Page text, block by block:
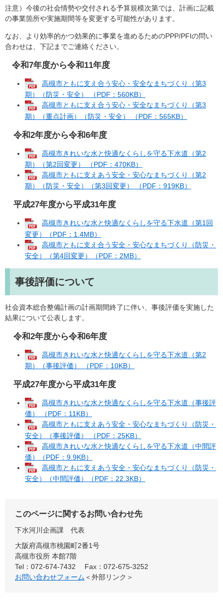
注意）今後の社会情勢や交付される予算規模次第では、計画に記載
の事業箇所や実施期間等を変更する可能性があります。
なお、より効率的かつ効果的に事業を進めるためのPPP/PFIの問い
合わせは、下記までご連絡ください。
令和7年度から令和11年度
高槻市ともに支え合う安心・安全なまちづくり（第3
期）（防災・安全） （PDF：560KB）
高槻市ともに支え合う安心・安全なまちづくり（第3
期）（重点計画）（防災・安全） （PDF：565KB）
令和2年度から令和6年度
高槻市きれいな水と快適なくらしを守る下水道（第2
期）（第2回変更） （PDF：470KB）
高槻市ともに支えあう安全・安心なまちづくり（第2
期）（防災・安全）（第3回変更） （PDF：919KB）
平成27年度から平成31年度
高槻市きれいな水と快適なくらしを守る下水道（第1回
変更）（PDF：1.4MB）
高槻市ともに支え合う安全・安心なまちづくり（防災・
安全）（第4回変更）（PDF：2MB）
事後評価について
社会資本総合整備計画の計画期間終了に伴い、事後評価を実施した
結果について公表します。
令和2年度から令和6年度
高槻市きれいな水と快適なくらしを守る下水道（第2
期）（事後評価） （PDF：10KB）
平成27年度から平成31年度
高槻市きれいな水と快適なくらしを守る下水道（事後評
価） （PDF：11KB）
高槻市ともに支えあう安全・安心なまちづくり（防災・
安全）（事後評価） （PDF：25KB）
高槻市きれいな水と快適なくらしを守る下水道（中間評
価）（PDF：9.9KB）
高槻市ともに支えあう安全・安心なまちづくり（防災・
安全）（中間評価）（PDF：22.3KB）
このページに関するお問い合わせ先
下水河川企画課
代表
大阪府高槻市桃園町2番1号
高槻市役所 本館7階
Tel：072-674-7432
Fax：072-675-3252
お問い合わせフォーム ＜外部リンク＞